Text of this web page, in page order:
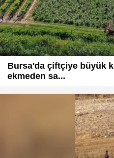
Bursa'da çiftçiye büyük
ekmeden sa...